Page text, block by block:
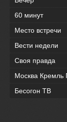
60 минут
Место встречи
Вести недели
Своя правда
Москва Кремль
Бесогон ТВ